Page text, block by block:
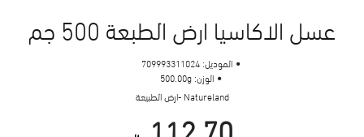
عسل الاكاسيا ارض الطبعة 500 جم
الموديل: 709993311024
الوزن: 500.00g
Natureland -ارض الطبيعة